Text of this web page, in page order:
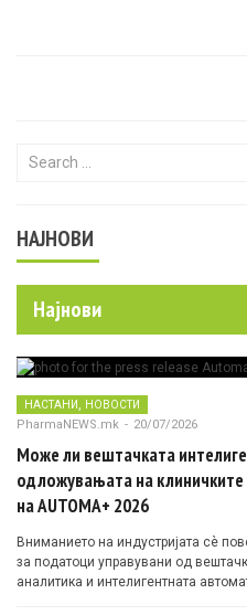
Search for:
НАЈНОВИ
Најнови
НАСТАНИ НОВОСТИ
PharmaNEWS.mk - 20/07/2026
Може ли вештачката
одложувањата на клиничките
на AUTOMA+ 2026
Вниманието на индустријата сè
за податоци управувани од
аналитика и интелигентната